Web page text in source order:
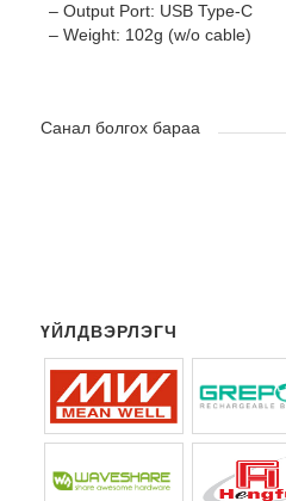
– Output Port: USB Type-C
– Weight: 102g (w/o cable)
Санал болгох бараа
ҮЙЛДВЭРЛЭГЧ